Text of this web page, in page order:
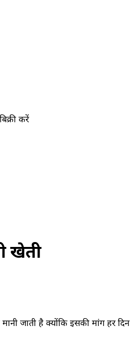
करें
खेती
जाती है क्योंकि इसकी मांग हर